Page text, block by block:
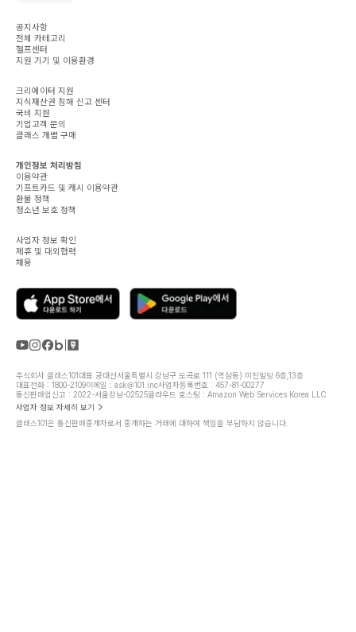
공지사항
전체 카테고리
헬프센터
지원 기기 및 이용환경
크리에이터 지원
지식재산권 침해 신고 센터
국비 지원
기업고객 문의
클래스 개별 구매
개인정보 처리방침
이용약관
기프트카드 및 캐시 이용약관
환불 정책
청소년 보호 정책
사업자 정보 확인
제휴 및 대외협력
채용
주식회사 클래스101대표 공대선서울특별시 강남구 도곡로 111 (역삼동) 미진빌딩 6층,13층
대표전화 : 1800-2109이메일 : ask@101.inc사업자등록번호 : 457-81-00277
통신판매업신고 : 2022-서울강남-02525클라우드 호스팅 : Amazon Web Services Korea LLC
사업자 정보 자세히 보기
클래스101은 통신판매중개자로서 중개하는 거래에 대하여 책임을 부담하지 않습니다.